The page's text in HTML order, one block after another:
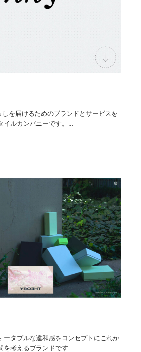
を届けるためのブランドとサービスを
イルカンパニーです。...
ータブルな違和感をコンセプトにこれか
を考えるブランドです...